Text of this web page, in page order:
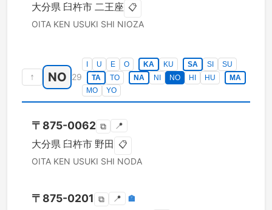
大分県 臼杵市 二王座 📋
OITA KEN USUKI SHI NIOZA
↑ NO 29
U E O KA KU SA SI
SU
TA
TO NA NI NO HI HU
MA
MO
YO
〒 875-0062 ⧉ 📍
大分県 臼杵市 野田 📋
OITA KEN USUKI SHI NODA
〒 875-0201 ⧉ 📍 🏣